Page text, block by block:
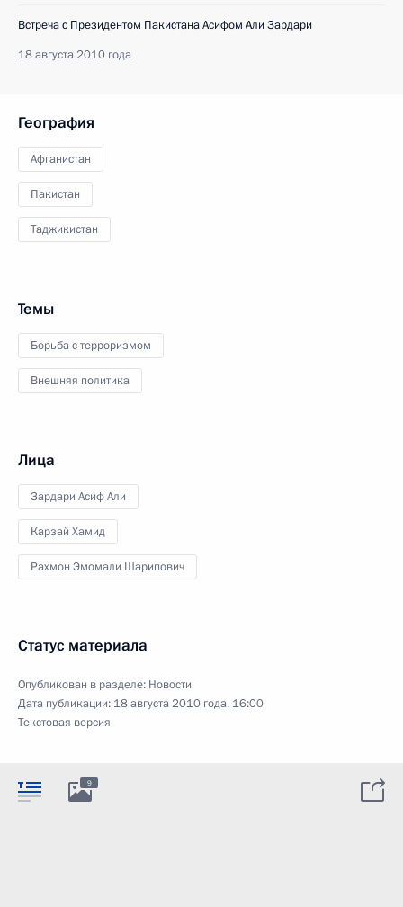
Встреча с Президентом Пакистана Асифом Али Зардари
18 августа 2010 года
География
Афганистан
Пакистан
Таджикистан
Темы
Борьба с терроризмом
Внешняя политика
Лица
Зардари Асиф Али
Карзай Хамид
Рахмон Эмомали Шарипович
Статус материала
Опубликован в разделе: Новости
Дата публикации: 18 августа 2010 года, 16:00
Текстовая версия
9